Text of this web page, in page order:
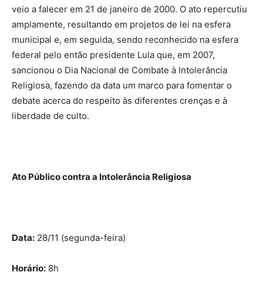
veio a falecer em 21 de janeiro de 2000. O ato repercutiu
amplamente, resultando em projetos de lei na esfera
municipal e, em seguida, sendo reconhecido na esfera
federal pelo então presidente Lula que, em 2007,
sancionou o Dia Nacional de Combate à Intolerância
Religiosa, fazendo da data um marco para fomentar o
debate acerca do respeito às diferentes crenças e à
liberdade de culto.
Ato Público contra a Intolerância Religiosa
Data: 28/11 (segunda-feira)
Horário: 8h